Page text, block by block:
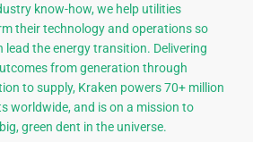
know-how, we help utilities
their technology and operations so
lead the energy transition. Delivering
from generation through
to supply, Kraken powers 70+ million
worldwide, and is on a mission to
green dent in the universe.